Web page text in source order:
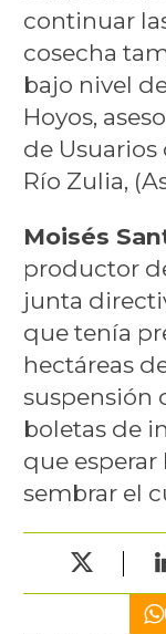
continuar
cosecha
bajo nivel
Hoyos,
de
Río Zulia,
Moisés
productor
junta
que tenía
hectáreas
suspensión
boletas de
que esperar
sembrar el